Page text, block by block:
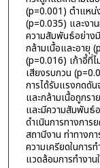
(p=0.001) ตำแห
(p=0.035) และงา
ความสัมพันธ์อย่าง
กล้ามเนื้อและอายุ
(p=0.016) เก้าอี้
เสียงรบกวน
การได้รับแรงกดดั
และกล้ามเนื้อถูกร
และมีความสัมพันธ์
ดำเนินการทางกา
สถานีงาน ท่าทางก
ความเครียดในการ
แวดล้อมการทำงา